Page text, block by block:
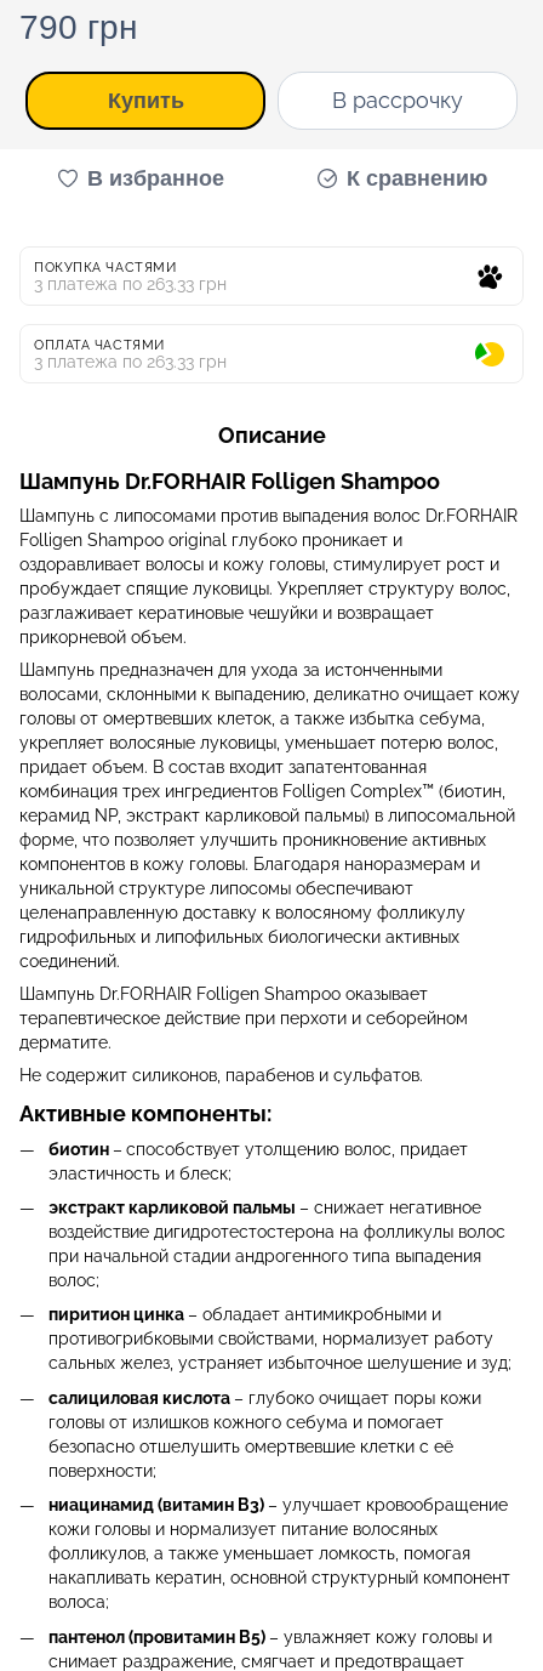
790 грн
Купить В рассрочку
В избранное К сравнению
ПОКУПКА ЧАСТЯМИ
3 платежа по 263.33 грн
ОПЛАТА ЧАСТЯМИ
3 платежа по 263.33 грн
Описание
Шампунь Dr.FORHAIR Folligen Shampoo
Шампунь с липосомами против выпадения волос Dr.FORHAIR
Folligen Shampoo original глубоко проникает и
оздоравливает волосы и кожу головы, стимулирует рост и
пробуждает спящие луковицы. Укрепляет структуру волос,
разглаживает кератиновые чешуйки и возвращает
прикорневой объем.
Шампунь предназначен для ухода за истонченными
волосами, склонными к выпадению, деликатно очищает кожу
головы от омертвевших клеток, а также избытка себума,
укрепляет волосяные луковицы, уменьшает потерю волос,
придает объем. В состав входит запатентованная
комбинация трех ингредиентов Folligen Complex™ (биотин,
керамид NP, экстракт карликовой пальмы) в липосомальной
форме, что позволяет улучшить проникновение активных
компонентов в кожу головы. Благодаря наноразмерам и
уникальной структуре липосомы обеспечивают
целенаправленную доставку к волосяному фолликулу
гидрофильных и липофильных биологически активных
соединений.
Шампунь Dr.FORHAIR Folligen Shampoo оказывает
терапевтическое действие при перхоти и себорейном
дерматите.
Не содержит силиконов, парабенов и сульфатов.
Активные компоненты:
биотин – способствует утолщению волос, придает
эластичность и блеск;
экстракт карликовой пальмы – снижает негативное
воздействие дигидротестостерона на фолликулы волос
при начальной стадии андрогенного типа выпадения
волос;
пиритион цинка – обладает антимикробными и
противогрибковыми свойствами, нормализует работу
сальных желез, устраняет избыточное шелушение и зуд;
салициловая кислота – глубоко очищает поры кожи
головы от излишков кожного себума и помогает
безопасно отшелушить омертвевшие клетки с её
поверхности;
ниацинамид (витамин B3) – улучшает кровообращение
кожи головы и нормализует питание волосяных
фолликулов, а также уменьшает ломкость, помогая
накапливать кератин, основной структурный компонент
волоса;
пантенол (провитамин В5) – увлажняет кожу головы и
снимает раздражение, смягчает и предотвращает